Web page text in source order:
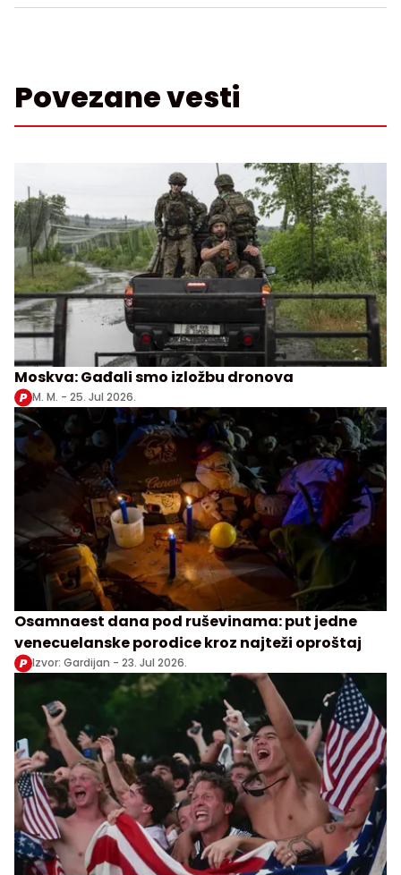
Povezane vesti
Moskva: Gađali smo izložbu dronova
M. M. - 25. Jul 2026.
Osamnaest dana pod ruševinama: put jedne
venecuelanske porodice kroz najteži oproštaj
Izvor: Gardijan - 23. Jul 2026.